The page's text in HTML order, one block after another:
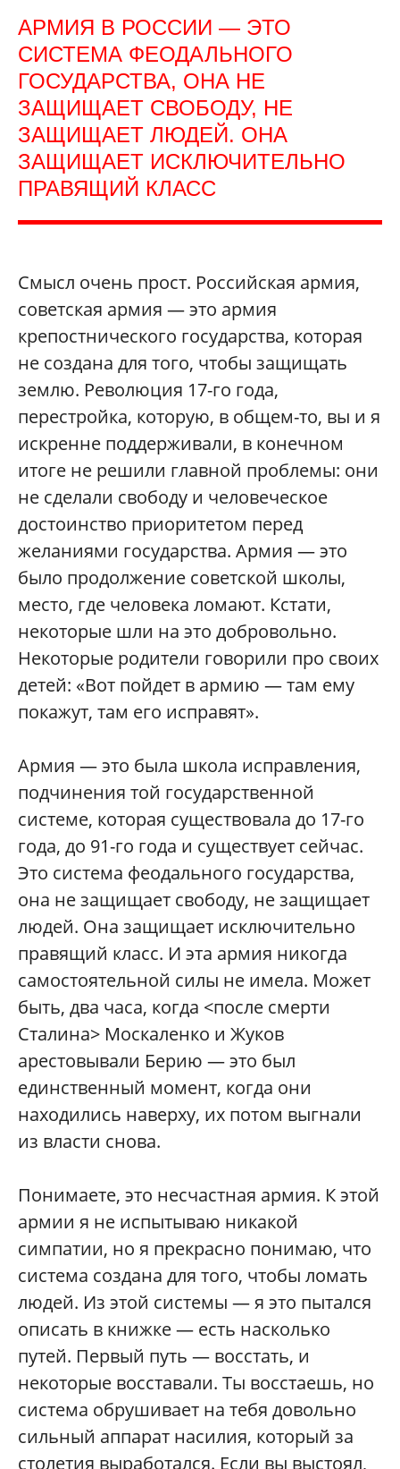
АРМИЯ В РОССИИ — ЭТО
СИСТЕМА ФЕОДАЛЬНОГО
ГОСУДАРСТВА, ОНА НЕ
ЗАЩИЩАЕТ СВОБОДУ, НЕ
ЗАЩИЩАЕТ ЛЮДЕЙ. ОНА
ЗАЩИЩАЕТ ИСКЛЮЧИТЕЛЬНО
ПРАВЯЩИЙ КЛАСС
Смысл очень прост. Российская армия,
советская армия — это армия
крепостнического государства, которая
не создана для того, чтобы защищать
землю. Революция 17-го года,
перестройка, которую, в общем-то, вы и я
искренне поддерживали, в конечном
итоге не решили главной проблемы: они
не сделали свободу и человеческое
достоинство приоритетом перед
желаниями государства. Армия — это
было продолжение советской школы,
место, где человека ломают. Кстати,
некоторые шли на это добровольно.
Некоторые родители говорили про своих
детей: «Вот пойдет в армию — там ему
покажут, там его исправят».
Армия — это была школа исправления,
подчинения той государственной
системе, которая существовала до 17-го
года, до 91-го года и существует сейчас.
Это система феодального государства,
она не защищает свободу, не защищает
людей. Она защищает исключительно
правящий класс. И эта армия никогда
самостоятельной силы не имела. Может
быть, два часа, когда <после смерти
Сталина> Москаленко и Жуков
арестовывали Берию — это был
единственный момент, когда они
находились наверху, их потом выгнали
из власти снова.
Понимаете, это несчастная армия. К этой
армии я не испытываю никакой
симпатии, но я прекрасно понимаю, что
система создана для того, чтобы ломать
людей. Из этой системы — я это пытался
описать в книжке — есть насколько
путей. Первый путь — восстать, и
некоторые восставали. Ты восстаешь, но
система обрушивает на тебя довольно
сильный аппарат насилия, который за
столетия выработался. Если вы выстоял,